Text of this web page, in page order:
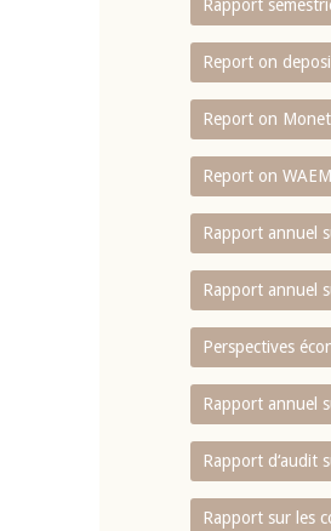
Rapport
Report on
Report on
Report on
Rapport annuel
Rapport annuel
Perspectives
Rapport annuel
Rapport d‘audit
Rapport sur les
d'ouverture du Comité de
Monétaire de la BCEAO du
2026, prononcée par son
Jean-Claude Kassi BROU